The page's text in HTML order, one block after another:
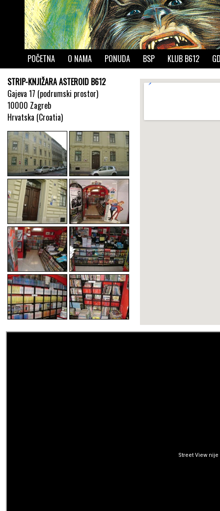
POČETNA O NAMA PONUDA BSP KLUB B612
STRIP-KNJIŽARA ASTEROID B612
Gajeva 17 (podrumski prostor)
10000 Zagreb
Hrvatska (Croatia)